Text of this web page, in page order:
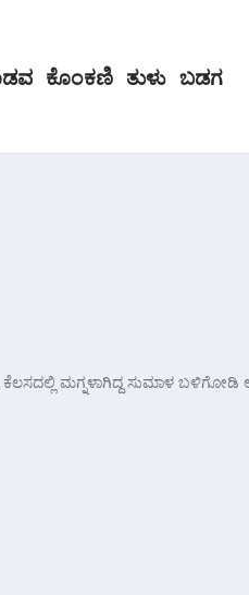
ಕೊಂಕಣಿ ತುಳು ಬಡಗ
ಕೆಲಸದಲ್ಲಿ ಮಗ್ನಳಾಗಿದ್ದ ಸುಮಾಳ